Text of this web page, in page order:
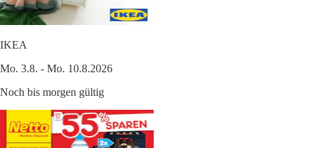
IKEA
Mo. 3.8. - Mo. 10.8.2026
Noch bis morgen gültig